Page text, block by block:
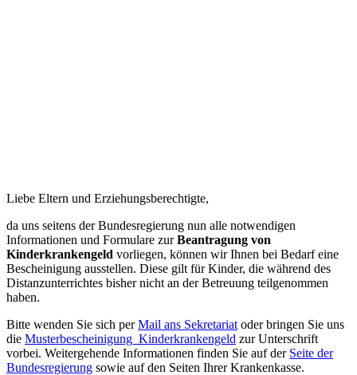
Liebe Eltern und Erziehungsberechtigte,
da uns seitens der Bundesregierung nun alle notwendigen
Informationen und Formulare zurBeantragung von
Kinderkrankengeld vorliegen, können wir Ihnen bei Bedarf eine
Bescheinigung ausstellen. Diese gilt für Kinder, die während des
Distanzunterrichtes bisher nicht an der Betreuung teilgenommen
haben.
Bitte wenden Sie sich perMail ans Sekretariat oder bringen Sie uns
die Musterbescheinigung_Kinderkrankengeld zur Unterschrift
vorbei. Weitergehende Informationen finden Sie auf der Seite der
Bundesregierung sowie auf den Seiten Ihrer Krankenkasse.